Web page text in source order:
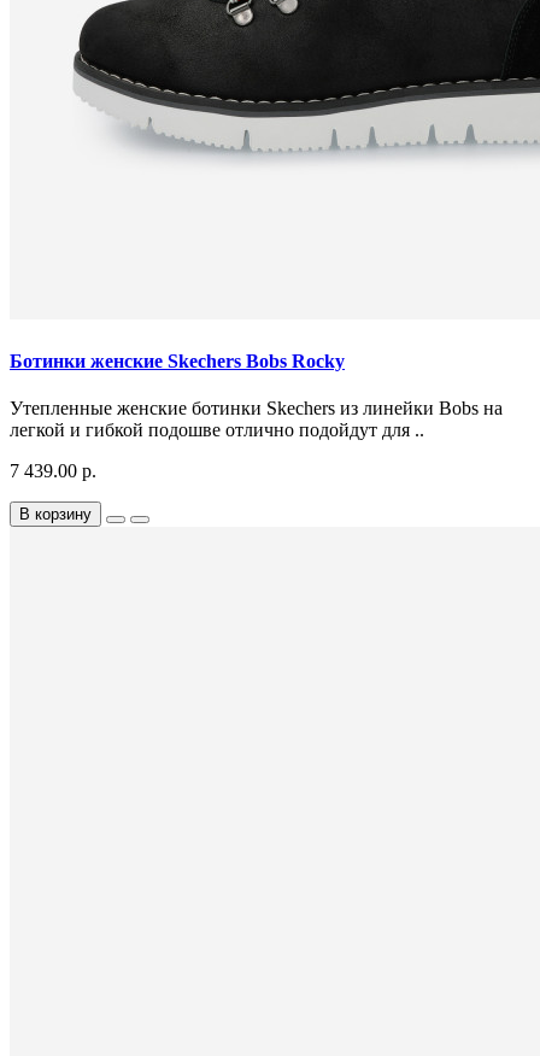
Ботинки женские Skechers Bobs Rocky
Утепленные женские ботинки Skechers из линейки Bobs на
легкой и гибкой подошве отлично подойдут для ..
7 439.00 р.
В корзину